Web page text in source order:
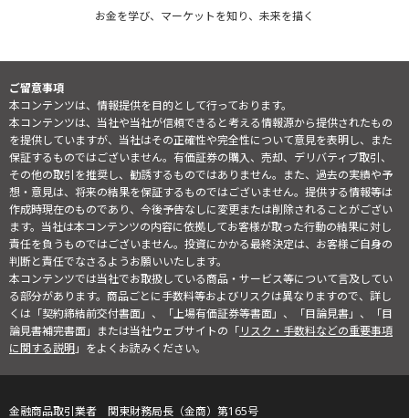
お金を学び、マーケットを知り、未来を描く
ご留意事項
本コンテンツは、情報提供を目的として行っております。
本コンテンツは、当社や当社が信頼できると考える情報源から提供されたもの
を提供していますが、当社はその正確性や完全性について意見を表明し、また
保証するものではございません。有価証券の購入、売却、デリバティブ取引、
その他の取引を推奨し、勧誘するものではありません。また、過去の実績や予
想・意見は、将来の結果を保証するものではございません。提供する情報等は
作成時現在のものであり、今後予告なしに変更または削除されることがござい
ます。当社は本コンテンツの内容に依拠してお客様が取った行動の結果に対し
責任を負うものではございません。投資にかかる最終決定は、お客様ご自身の
判断と責任でなさるようお願いいたします。
本コンテンツでは当社でお取扱している商品・サービス等について言及してい
る部分があります。商品ごとに手数料等およびリスクは異なりますので、詳し
くは「契約締結前交付書面」、「上場有価証券等書面」、「目論見書」、「目
論見書補完書面」または当社ウェブサイトの「リスク・手数料などの重要事項
に関する説明」をよくお読みください。
金融商品取引業者 関東財務局長（金商）第165号